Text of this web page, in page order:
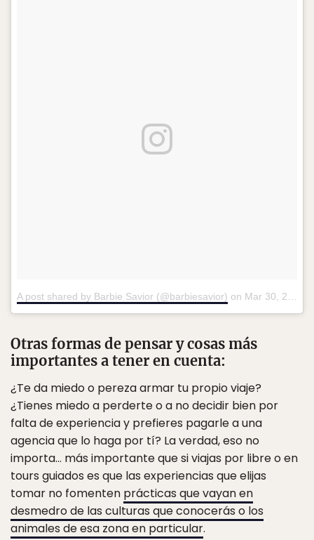
A post shared by Barbie Savior (@barbiesavior) on Mar 30, 2016 at 9:15am PDT
Otras formas de pensar y cosas más
importantes a tener en cuenta:
¿Te da miedo o pereza armar tu propio viaje?
¿Tienes miedo a perderte o a no decidir bien por
falta de experiencia y prefieres pagarle a una
agencia que lo haga por tí? La verdad, eso no
importa… más importante que si viajas por libre o en
tours guiados es que las experiencias que elijas
tomar no fomenten prácticas que vayan en
desmedro de las culturas que conocerás o los
animales de esa zona en particular.